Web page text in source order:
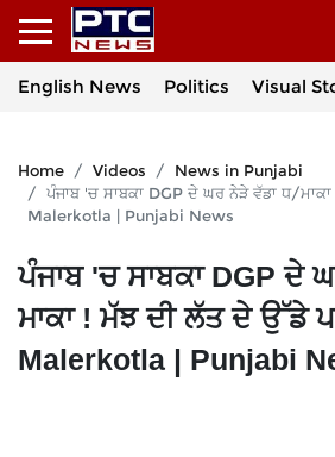
English News Politics Visual
Home Videos
News in Punjabi
ਪੰਜਾਬ 'ਚ ਸਾਬਕਾ DGP ਦੇ ਘਰ ਨੇੜੇ ਵੱਡਾ ਧ/
Malerkotla | Punjabi News
ਪੰਜਾਬ 'ਚ ਸਾਬਕਾ DGP ਦੇ
ਮਾਕਾ ! ਮੱਝ ਦੀ ਲੱਤ ਦੇ ਉੱਡੇ
Malerkotla | Punjabi